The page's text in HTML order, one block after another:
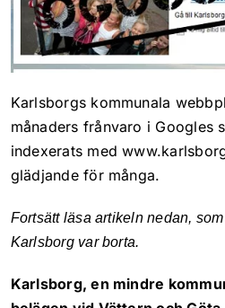
Karlsborgs kommunala
månaders frånvaro i Googles
indexerats med
glädjande för många.
Fortsätt läsa artikeln nedan,
Karlsborg var borta.
Karlsborg, en mindre